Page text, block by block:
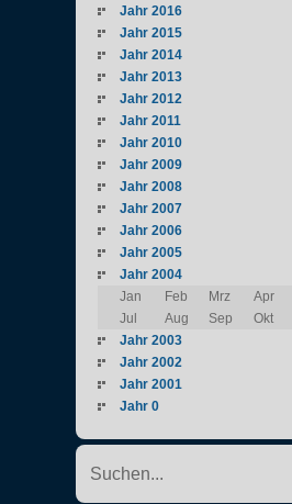
Jahr 2016
Jahr 2015
Jahr 2014
Jahr 2013
Jahr 2012
Jahr 2011
Jahr 2010
Jahr 2009
Jahr 2008
Jahr 2007
Jahr 2006
Jahr 2005
Jahr 2004
Jan
Feb Mrz Apr
Jul
Aug Sep Okt
Jahr 2003
Jahr 2002
Jahr 2001
Jahr 0